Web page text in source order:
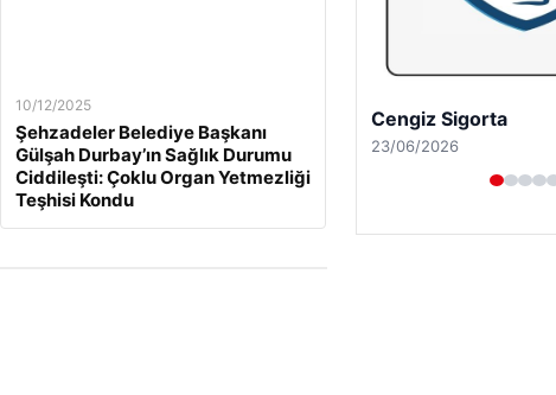
10/12/2025
Şehzadeler Belediye Başkanı
Gülşah Durbay’ın Sağlık Durumu
Ciddileşti: Çoklu Organ Yetmezliği
Teşhisi Kondu
Cengiz Sigorta
23/06/2026